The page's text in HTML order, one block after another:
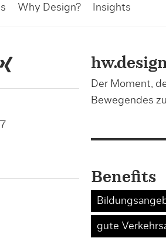
Why Design? Insights
Der Moment,
Bewegendes
Benefits
gute